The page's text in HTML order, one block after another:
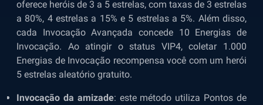
oferece heróis de 3 a 5 estrelas, com taxas de 3 estrelas
a 80%, 4 estrelas a 15% e 5 estrelas a 5%. Além disso,
cada Invocação Avançada concede 10 Energias de
Invocação. Ao atingir o status VIP4, coletar 1.000
Energias de Invocação recompensa você com um herói
5 estrelas aleatório gratuito.
Invocação da amizade: este método utiliza Pontos de